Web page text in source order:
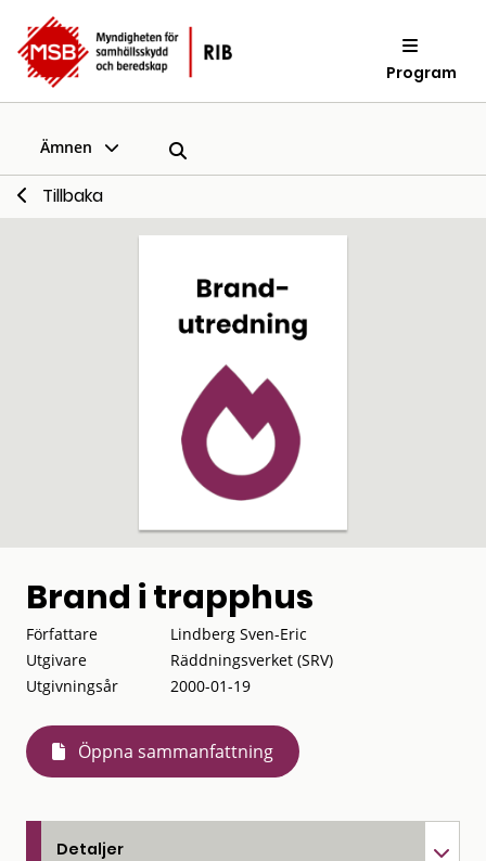
Program
Ämnen
Tillbaka
Brand i trapphus
Författare
Lindberg Sven-Eric
Utgivare
Räddningsverket (SRV)
Utgivningsår
2000-01-19
Öppna sammanfattning
Detaljer